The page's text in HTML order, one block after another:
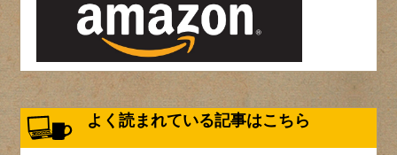
よく読まれている記事はこちら